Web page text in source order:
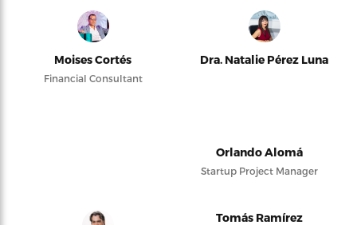
Moises Cortés
Financial Consultant
Dra. Natalie Pérez Luna
Orlando Alomá
Startup Project Manager
Tomás Ramírez